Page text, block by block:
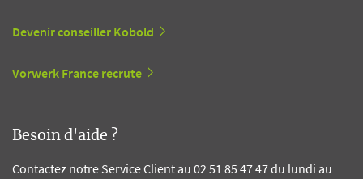
Devenir conseiller Kobold
Vorwerk France recrute
Besoin d'aide ?
Contactez notre Service Client au 02 51 85 47 47 du lundi au